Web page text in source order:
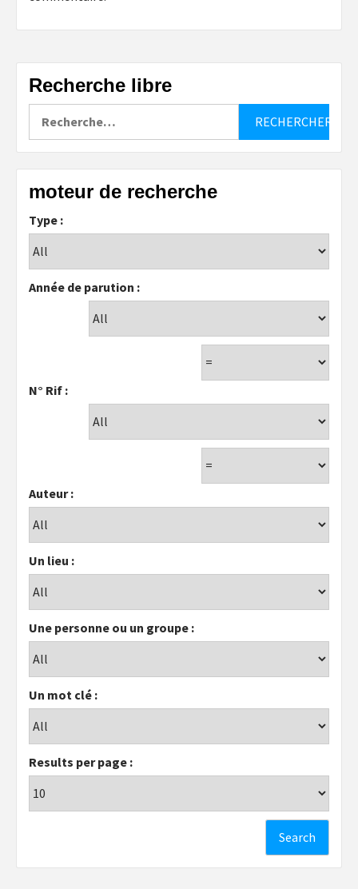
Recherche libre
moteur de recherche
Type :
Année de parution :
N° Rif :
Auteur :
Un lieu :
Une personne ou un groupe :
Un mot clé :
Results per page :